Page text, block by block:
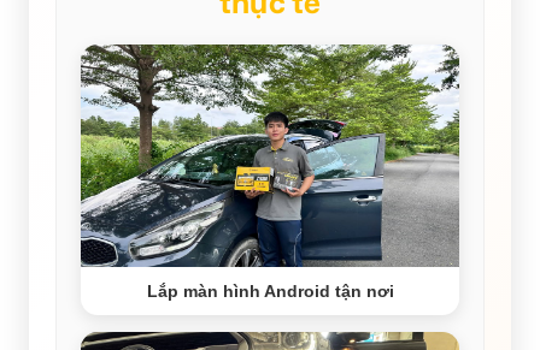
Lắp màn hình Android tận nơi